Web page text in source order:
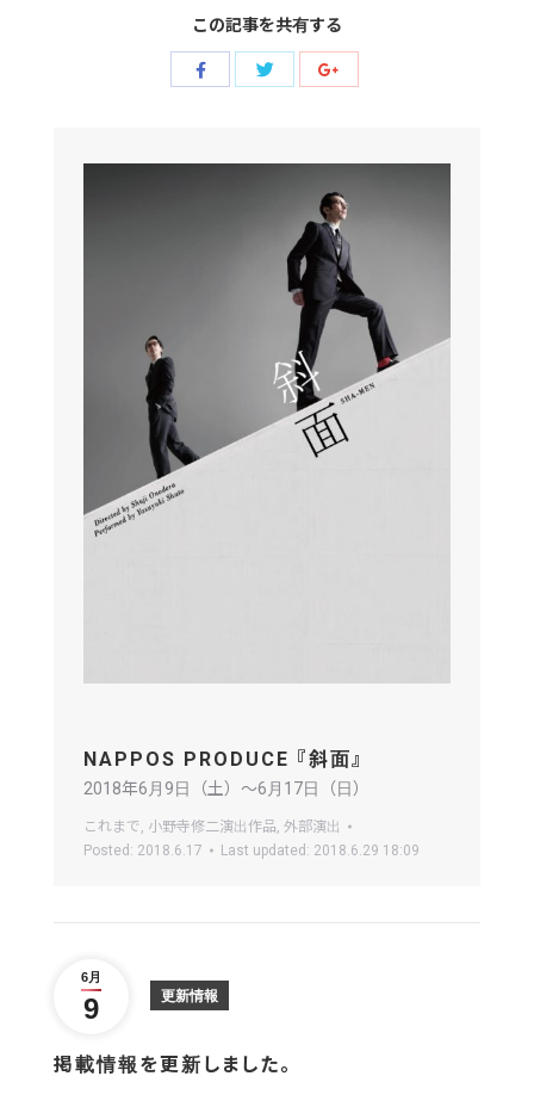
この記事を共有する
Share
Share
NAPPOS PRODUCE 『斜面』
2018年6月9日（土）〜6月17日（日）
これまで 小野寺修二演出作品 外部演出
Posted: 2018.6.17 Last updated: 2018.6.29 18:09
6月
9 更新情報
掲載情報を更新しました。